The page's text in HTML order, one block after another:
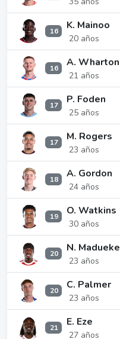
16 K. Mainoo
20 años
16 A. Wharton
21 años
17 P. Foden
25 años
17 M. Rogers
23 años
18 A. Gordon
24 años
19 O. Watkins
30 años
20 N. Madueke
23 años
20 C. Palmer
23 años
21 E. Eze
27 años